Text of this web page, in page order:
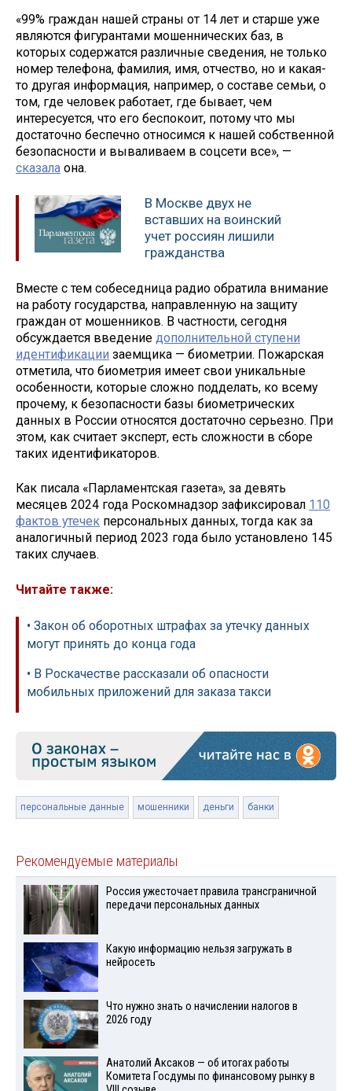
«99% граждан нашей страны от 14 лет и старше уже
являются фигурантами мошеннических баз, в
которых содержатся различные сведения, не только
номер телефона, фамилия, имя, отчество, но и какая-
то другая информация, например, о составе семьи, о
том, где человек работает, где бывает, чем
интересуется, что его беспокоит, потому что мы
достаточно беспечно относимся к нашей собственной
безопасности и вываливаем в соцсети все», —
сказала она.
В Москве двух не
вставших на воинский
учет россиян лишили
гражданства
Вместе с тем собеседница радио обратила внимание
на работу государства, направленную на защиту
граждан от мошенников. В частности, сегодня
обсуждается введение дополнительной ступени
идентификации заемщика — биометрии. Пожарская
отметила, что биометрия имеет свои уникальные
особенности, которые сложно подделать, ко всему
прочему, к безопасности базы биометрических
данных в России относятся достаточно серьезно. При
этом, как считает эксперт, есть сложности в сборе
таких идентификаторов.
Как писала «Парламентская газета», за девять
месяцев 2024 года Роскомнадзор зафиксировал 110
фактов утечек персональных данных, тогда как за
аналогичный период 2023 года было установлено 145
таких случаев.
Читайте также:
• Закон об оборотных штрафах за утечку данных
могут принять до конца года
• В Роскачестве рассказали об опасности
мобильных приложений для заказа такси
персональные данные мошенники деньги банки
Рекомендуемые материалы
Россия ужесточает правила трансграничной
передачи персональных данных
Какую информацию нельзя загружать в
нейросеть
Что нужно знать о начислении налогов в
2026 году
Анатолий Аксаков — об итогах работы
Комитета Госдумы по финансовому рынку в